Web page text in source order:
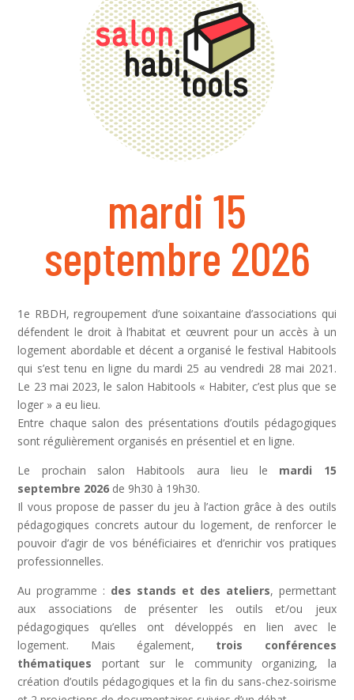
mardi 15
septembre 2026
1e RBDH, regroupement d’une soixantaine d’associations qui
défendent le droit à l’habitat et œuvrent pour un accès à un
logement abordable et décent a organisé le festival Habitools
qui s’est tenu en ligne du mardi 25 au vendredi 28 mai 2021.
Le 23 mai 2023, le salon Habitools « Habiter, c’est plus que se
loger » a eu lieu.
Entre chaque salon des présentations d’outils pédagogiques
sont régulièrement organisés en présentiel et en ligne.
Le prochain salon Habitools aura lieu le mardi 15
septembre 2026 de 9h30 à 19h30.
Il vous propose de passer du jeu à l’action grâce à des outils
pédagogiques concrets autour du logement, de renforcer le
pouvoir d’agir de vos bénéficiaires et d’enrichir vos pratiques
professionnelles.
Au programme : des stands et des ateliers, permettant
aux associations de présenter les outils et/ou jeux
pédagogiques qu’elles ont développés en lien avec le
logement. Mais également, trois conférences
thématiques portant sur le community organizing, la
création d’outils pédagogiques et la fin du sans-chez-soirisme